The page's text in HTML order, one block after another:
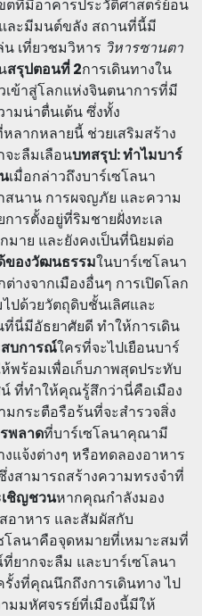
ตที่มีอาคารประวัติศาสตร์ย้อน
ละมีมนต์ขลัง สถานที่นี้มี
น เที่ยวชมวิหาร วิหารซานตา
สรุปตอนที่ 2การเดินทางใน
เข้าสู่โลกแห่งจินตนาการที่มี
ามน่าตื่นเต้น ซึ่งทั้ง
ากหลายนี้ ช่วยเสริมสร้าง
ะลืมเลือนบทสรุป: ทำไมบาร์
เมื่อกล่าวถึงบาร์เซโลนา
นาน การผจญภัย และความ
ารตั้งอยู่ที่ริมชายฝั่งทะเล
มาย และยังคงเป็นที่นิยมต่อ
ของวัฒนธรรมในบาร์เซโลนา
งจากเมืองอื่นๆ การเปิดโลก
ปด้วยวัตถุดิบชั้นเลิศและ
นี่มีอัธยาศัยดี ทำให้การเดิน
บการณ์ใครที่จะไปเยือนบาร์
พร้อมเพื่อเก็บภาพสุดประทับ
ที่ทำให้คุณรู้สึกว่านี่คือเมือง
กระตือรือร้นที่จะสำรวจสิ่ง
พลาดที่บาร์เซโลนาคุณามี
แจ้งต่างๆ หรือทดลองอาหาร
สามารถสร้างความทรงจำที่
ชิญชวนหากคุณกำลังมอง
าหาร และสัมผัสกับ
ลนาคือจุดหมายที่เหมาะสมที่
ากจะลืม และบาร์เซโลนา
งที่คุณนึกถึงการเดินทาง ไป
มมหัศจรรย์ที่เมืองนี้มีให้